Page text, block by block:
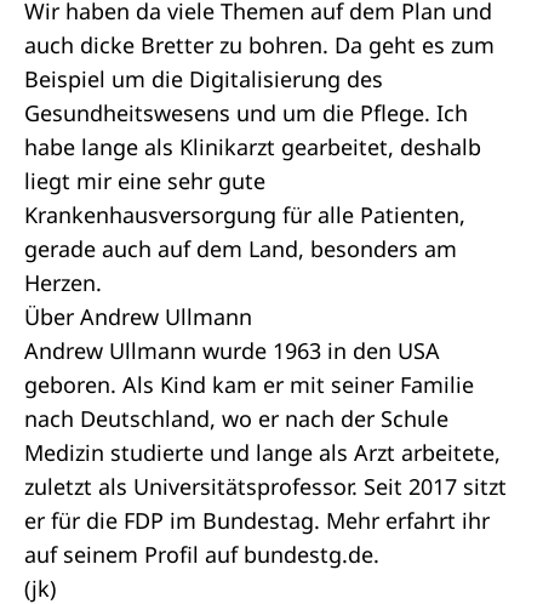
Wir haben da viele Themen auf dem Plan und
auch dicke Bretter zu bohren. Da geht es zum
Beispiel um die Digitalisierung des
Gesundheitswesens und um die Pflege. Ich
habe lange als Klinikarzt gearbeitet, deshalb
liegt mir eine sehr gute
Krankenhausversorgung für alle Patienten,
gerade auch auf dem Land, besonders am
Herzen.
Über Andrew Ullmann
Andrew Ullmann wurde 1963 in den USA
geboren. Als Kind kam er mit seiner Familie
nach Deutschland, wo er nach der Schule
Medizin studierte und lange als Arzt arbeitete,
zuletzt als Universitätsprofessor. Seit 2017 sitzt
er für die FDP im Bundestag. Mehr erfahrt ihr
auf seinem Profil auf bundestg.de.
(jk)